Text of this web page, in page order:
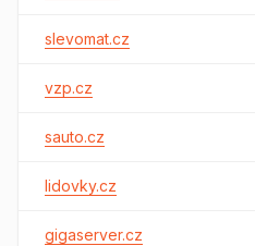
slevomat.cz
vzp.cz
sauto.cz
lidovky.cz
gigaserver.cz